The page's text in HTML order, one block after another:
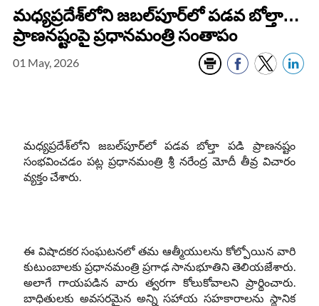
మధ్యప్రదేశ్‌లోని జబల్‌పూర్‌లో పడవ బోల్తా…
ప్రాణనష్టంపై ప్రధానమంత్రి సంతాపం
01 May, 2026
మధ్యప్రదేశ్‌లోని జబల్‌పూర్‌లో పడవ బోల్తా పడి ప్రాణనష్టం
సంభవించడం పట్ల ప్రధానమంత్రి శ్రీ నరేంద్ర మోదీ తీవ్ర విచారం
వ్యక్తం చేశారు.
ఈ విషాదకర సంఘటనలో తమ ఆత్మీయులను కోల్పోయిన వారి
కుటుంబాలకు ప్రధానమంత్రి ప్రగాఢ సానుభూతిని తెలియజేశారు.
అలాగే గాయపడిన వారు త్వరగా కోలుకోవాలని ప్రార్థించారు.
బాధితులకు అవసరమైన అన్ని సహాయ సహకారాలను స్థానిక